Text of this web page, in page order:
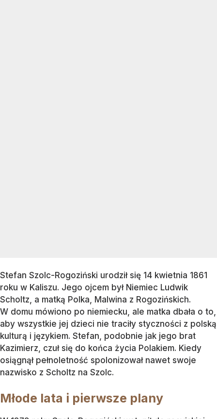
Stefan Szolc-Rogoziński urodził się 14 kwietnia 1861
roku w Kaliszu. Jego ojcem był Niemiec Ludwik
Scholtz, a matką Polka, Malwina z Rogozińskich.
W domu mówiono po niemiecku, ale matka dbała o to,
aby wszystkie jej dzieci nie traciły styczności z polską
kulturą i językiem. Stefan, podobnie jak jego brat
Kazimierz, czuł się do końca życia Polakiem. Kiedy
osiągnął pełnoletność spolonizował nawet swoje
nazwisko z Scholtz na Szolc.
Młode lata i pierwsze plany